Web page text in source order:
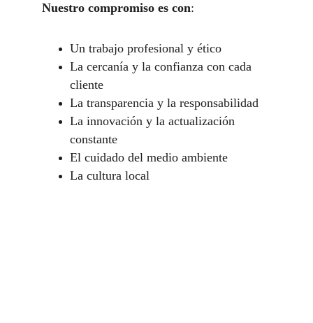
Nuestro compromiso es con:
Un trabajo profesional y ético
La cercanía y la confianza con cada
cliente
La transparencia y la responsabilidad
La innovación y la actualización
constante
El cuidado del medio ambiente
La cultura local